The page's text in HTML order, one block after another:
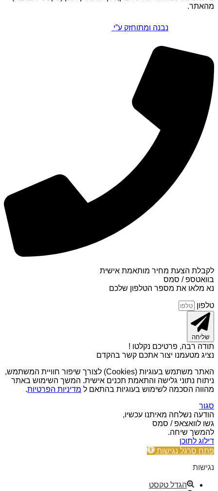
מהאתר.
נבנה ומתוחזק ע”י
לקבלת הצעת מחיר מותאמת אישית
בוואטספ / סמס
נא מלאו את מספר הטלפון שלכם
טלפון
שליחה
תודה רבה, פרטיכם נקלטו !
נציג מטעמנו יצור אתכם קשר בהקדם
האתר משתמש בעוגיות (Cookies) לצורך שיפור חוויית המשתמש,
ניתוח נתוני גלישה והתאמת תכנים אישית. המשך השימוש באתר
מהווה הסכמה לשימוש בעוגיות בהתאם ל מדיניות הפרטיות.
סגור
הודעה נשלחה מאיתנו עכשיו,
גשו לוואצאפ / סמס
להמשך שיחה.
דילוג לתוכן
פתח סרגל נגישות
נגישות
הגדל טקסט